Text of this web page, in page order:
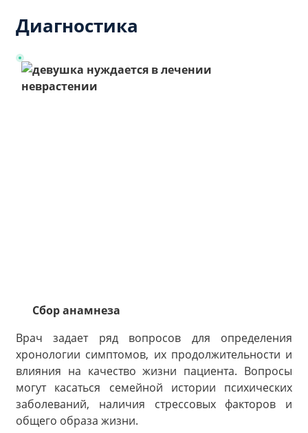
Диагностика
Сбор анамнеза
Врач задает ряд вопросов для определения
хронологии симптомов, их продолжительности и
влияния на качество жизни пациента. Вопросы
могут касаться семейной истории психических
заболеваний, наличия стрессовых факторов и
общего образа жизни.